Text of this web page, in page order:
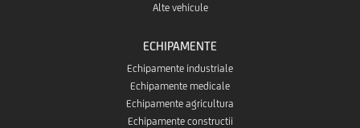
Alte vehicule
ECHIPAMENTE
Echipamente industriale
Echipamente medicale
Echipamente agricultura
Echipamente constructii